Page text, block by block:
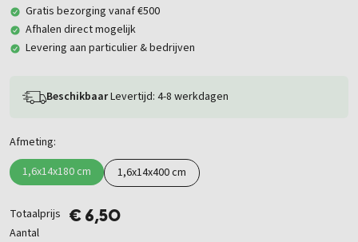
Gratis bezorging vanaf €500
Afhalen direct mogelijk
Levering aan particulier & bedrijven
BeschikbaarLevertijd: 4-8 werkdagen
Afmeting:
1,6x14x180 cm
1,6x14x400 cm
Totaalprijs € 6,50
Aantal